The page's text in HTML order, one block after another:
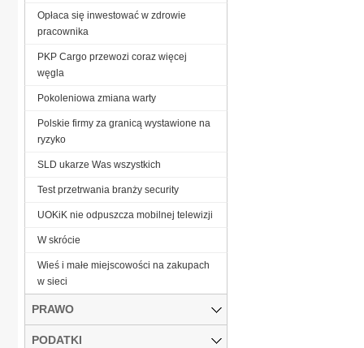
Opłaca się inwestować w zdrowie
pracownika
PKP Cargo przewozi coraz więcej
węgla
Pokoleniowa zmiana warty
Polskie firmy za granicą wystawione na
ryzyko
SLD ukarze Was wszystkich
Test przetrwania branży security
UOKiK nie odpuszcza mobilnej telewizji
W skrócie
Wieś i małe miejscowości na zakupach
w sieci
PRAWO
PODATKI